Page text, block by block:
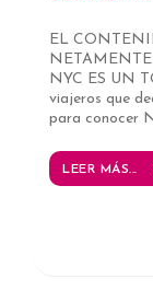
EL
NYC ES UN
viajeros que
para conocer
LEER MÁS...